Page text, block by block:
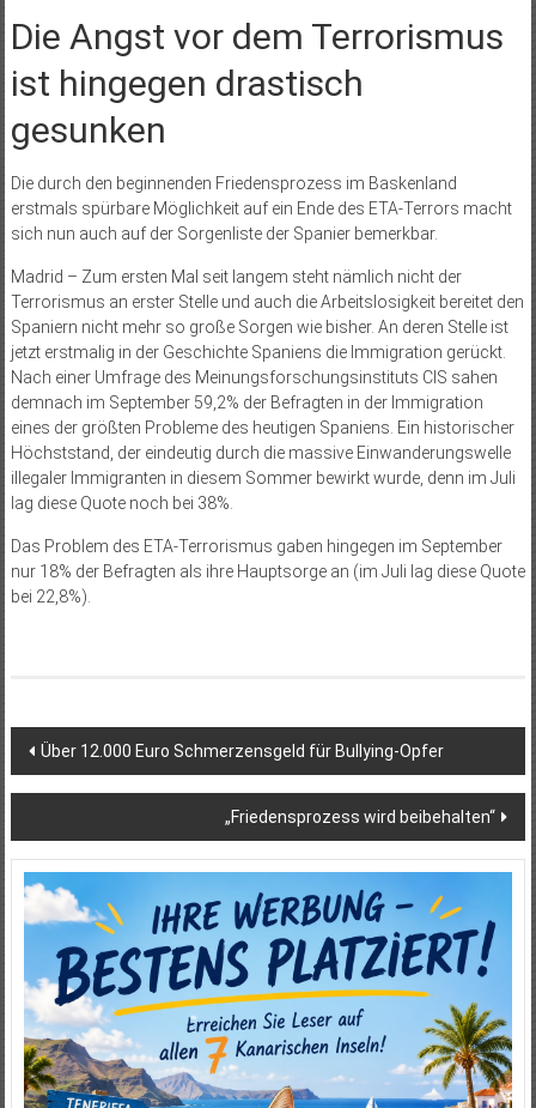
Die Angst vor dem Terrorismus
ist hingegen drastisch
gesunken
Die durch den beginnenden Friedensprozess im Baskenland
erstmals spürbare Möglichkeit auf ein Ende des ETA-Terrors macht
sich nun auch auf der Sorgenliste der Spanier bemerkbar.
Madrid – Zum ersten Mal seit langem steht nämlich nicht der
Terrorismus an erster Stelle und auch die Arbeitslosigkeit bereitet den
Spaniern nicht mehr so große Sorgen wie bisher. An deren Stelle ist
jetzt erstmalig in der Geschichte Spaniens die Immigration gerückt.
Nach einer Umfrage des Meinungsforschungsinstituts CIS sahen
demnach im September 59,2% der Befragten in der Immigration
eines der größten Probleme des heutigen Spaniens. Ein historischer
Höchststand, der eindeutig durch die massive Einwanderungswelle
illegaler Immigranten in diesem Sommer bewirkt wurde, denn im Juli
lag diese Quote noch bei 38%.
Das Problem des ETA-Terrorismus gaben hingegen im September
nur 18% der Befragten als ihre Hauptsorge an (im Juli lag diese Quote
bei 22,8%).
Beitragsnavigation
Über 12.000 Euro Schmerzensgeld für Bullying-Opfer
„Friedensprozess wird beibehalten“